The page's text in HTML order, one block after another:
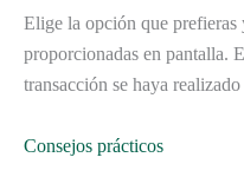
Elige la opción que prefieras
proporcionadas en pantalla.
transacción se haya
Consejos prácticos